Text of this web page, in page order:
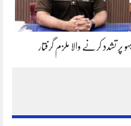
پر تشدد کرنے والا ملزم گرفتار